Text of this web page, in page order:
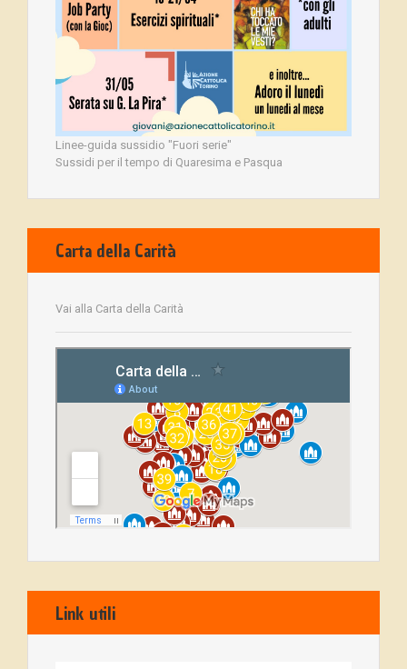
Linee-guida sussidio "Fuori serie"
Sussidi per il tempo di Quaresima e Pasqua
Carta della Carità
Vai alla Carta della Carità
Link utili